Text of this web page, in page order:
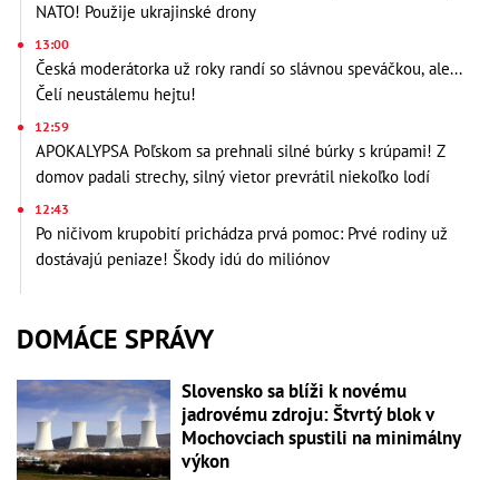
NATO! Použije ukrajinské drony
13:00
Česká moderátorka už roky randí so slávnou speváčkou, ale...
Čelí neustálemu hejtu!
12:59
APOKALYPSA Poľskom sa prehnali silné búrky s krúpami! Z
domov padali strechy, silný vietor prevrátil niekoľko lodí
12:43
Po ničivom krupobití prichádza prvá pomoc: Prvé rodiny už
dostávajú peniaze! Škody idú do miliónov
DOMÁCE SPRÁVY
Slovensko sa blíži k novému
jadrovému zdroju: Štvrtý blok v
Mochovciach spustili na minimálny
výkon